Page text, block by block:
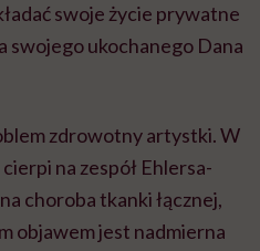
swoje życie prywatne
swojego ukochanego Dana
zdrowotny artystki. W
na zespół Ehlersa-
choroba tkanki łącznej,
objawem jest nadmierna